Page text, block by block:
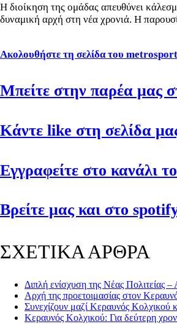
Η διοίκηση της ομάδας απευθύνει
δυναμική αρχή στη νέα χρονιά. Η
Ακολουθήστε τη σελίδα του
Μπείτε στην παρέα μας
Κάντε like στη σελίδα
Εγγραφείτε στο κανάλι
Βρείτε μας και στο
ΣΧΕΤΙΚΑ ΑΡΘΡΑ
Διπλή ενίσχυση της Νέας
Αρχή της προετοιμασίας στον
Συνεχίζουν μαζί Κεραυνός Κολχικού
Κεραυν ός Κολχικού: Για δεύτερη